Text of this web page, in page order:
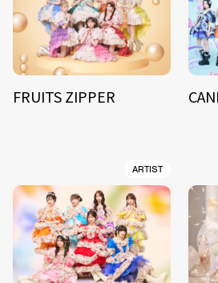
FRUITS ZIPPER
ARTIST